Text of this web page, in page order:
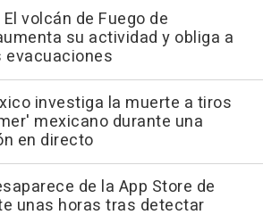
volcán de Fuego de
su actividad y obliga a
evacuaciones
investiga la muerte a tiros
mexicano durante una
en directo
de la App Store de
unas horas tras detectar